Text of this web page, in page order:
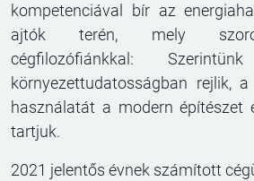
kompetenciával bír az
ajtók terén, mely
cégfilozófiánkkal:
környezettudatosságban rejlik,
használatát a modern építészet
tartjuk.
2021 jelentős évnek számított